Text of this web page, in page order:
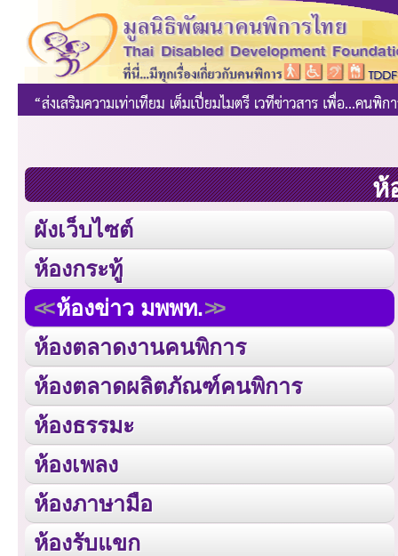
ห้
ผังเว็บไซต์
ห้องกระทู้
ห้องข่าว มพพท.
ห้องตลาดงานคนพิการ
ห้องตลาดผลิตภัณฑ์คนพิการ
ห้องธรรมะ
ห้องเพลง
ห้องภาษามือ
ห้องรับแขก